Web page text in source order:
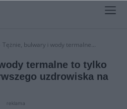
Tężnie, bulwary i wody termalne...
termalne to tylko
uzdrowiska na
reklama